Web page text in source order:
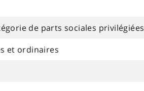
de parts sociales privilégiées
et ordinaires